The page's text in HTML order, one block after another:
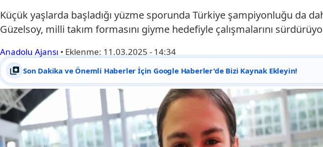
Küçük yaşlarda başladığı yüzme sporunda Türkiye şampiyonluğu da
Güzelsoy, milli takım formasını giyme hedefiyle çalışmalarını
Anadolu Ajansı • Eklenme: 11.03.2025 - 14:34
Son Dakika ve Önemli Haberler İçin Google Haberler'de Bizi Kaynak Ekleyin!